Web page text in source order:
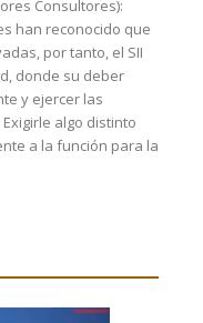
Consultores):
han reconocido que
por tanto, el SII
donde su deber
y ejercer las
algo distinto
a la función para la